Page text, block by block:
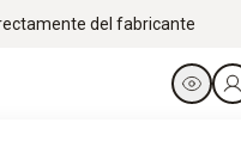
del fabricante